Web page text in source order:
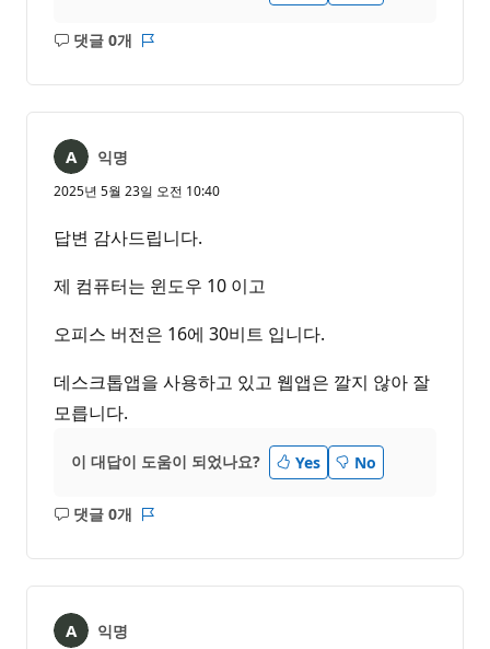
댓글 0개
설
음
익명
2025년 5월 23일 오전 10:40
답변 감사드립니다.
제 컴퓨터는 윈도우 10 이고
오피스 버전은 16에 30비트 입니다.
데스크톱앱을 사용하고 있고 웹앱은 깔지 않아 잘
모릅니다.
이 대답이 도움이 되었나요? Yes No
댓글 0개
설
음
익명